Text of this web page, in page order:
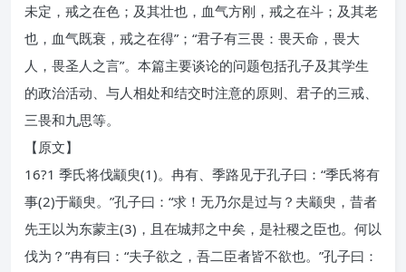
未定，戒之在色；及其壮也，血气方刚，戒之在斗；及其老
也，血气既衰，戒之在得”；“君子有三畏：畏天命，畏大
人，畏圣人之言”。本篇主要谈论的问题包括孔子及其学生
的政治活动、与人相处和结交时注意的原则、君子的三戒、
三畏和九思等。
【原文】
16?1 季氏将伐颛臾(1)。冉有、季路见于孔子曰：“季氏将有
事(2)于颛臾。”孔子曰：“求！无乃尔是过与？夫颛臾，昔者
先王以为东蒙主(3)，且在城邦之中矣，是社稷之臣也。何以
伐为？”冉有曰：“夫子欲之，吾二臣者皆不欲也。”孔子曰：